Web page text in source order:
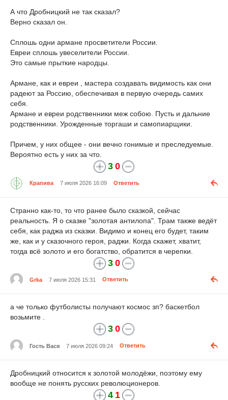
А что Дробницкий не так сказал?
Верно сказал он.
Сплошь одни армане просветители России.
Eврeи сплошь увеселители России.
Это самые прыткие народцы.
Армане, как и eврeи , мастера создавать видимость как они
радеют за Россию, обеспечивая в первую очередь самих
себя.
Армане и eврeи родственники меж собою. Пусть и дальние
родственники. Урожденные торгаши и самопиарщики.
Причем, у них общее - они вечно гонимые и преследуемые.
Вероятно есть у них за что.
3 0
Крапива 7 июля 2026 16:09 Ответить
Странно как-то, то что ранее было сказкой, сейчас
реальность. Я о сказке "золотая антилопа". Трам также ведёт
себя, как раджа из сказки. Видимо и конец его будет, таким
же, как и у сказочного героя, раджи. Когда скажет, хватит,
тогда всё золото и его богатство, обратится в черепки.
3 0
Grka 7 июля 2026 15:31 Ответить
а че только футболисты получают космос зп? баскетбол
возьмите .
3 0
Гость Вася 7 июля 2026 09:24 Ответить
Дробницкий относится к золотой молодёжи, поэтому ему
вообще не понять русских революционеров.
4 1